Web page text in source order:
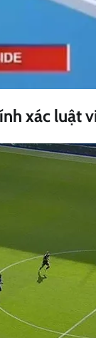
xác luật